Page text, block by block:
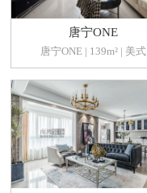
唐宁ONE
唐宁ONE | 139m² | 美式